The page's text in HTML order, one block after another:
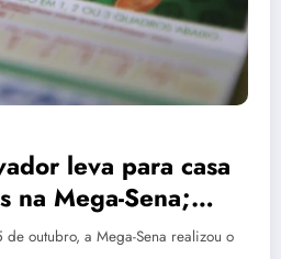
leva para casa
na Mega-Sena;
premiados
outubro, a Mega-Sena realizou o